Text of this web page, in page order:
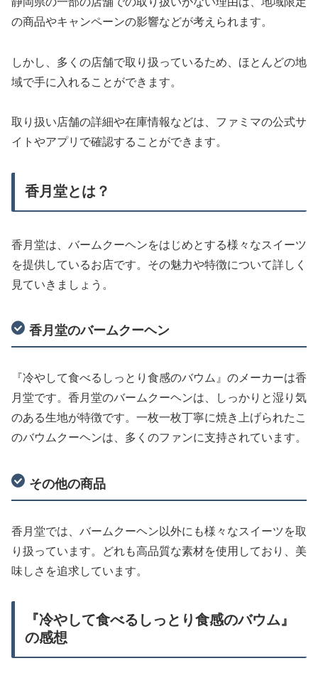
の商品やキャンペーンの影響などが考えられます。
しかし、多くの店舗で取り扱っているため、ほとんどの地
域で手に入れることができます。
取り扱い店舗の詳細や在庫情報などは、ファミマの公式サ
イトやアプリで確認することができます。
香月堂とは？
香月堂は、バームクーヘンをはじめとする様々なスイーツ
を提供しているお店です。その魅力や特徴について詳しく
見ていきましょう。
香月堂のバームクーヘン
『冷やして食べるしっとり食感のバウム』のメーカーは香
月堂です。香月堂のバームクーヘンは、しっかりと湿り気
のある生地が特徴です。一枚一枚丁寧に焼き上げられたこ
のバウムクーヘンは、多くのファンに支持されています。
その他の商品
香月堂では、バームクーヘン以外にも様々なスイーツを取
り扱っています。どれも高品質な素材を使用しており、美
味しさを追求しています。
『冷やして食べるしっとり食感のバウム』
の感想